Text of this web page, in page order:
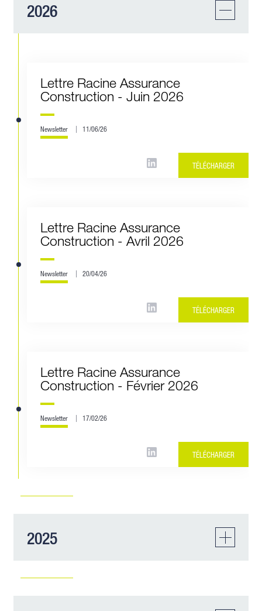
2026
Lettre Racine Assurance
Construction - Juin 2026
Newsletter 11/06/26
TÉLÉCHARGER
Lettre Racine Assurance
Construction - Avril 2026
Newsletter 20/04/26
TÉLÉCHARGER
Lettre Racine Assurance
Construction - Février 2026
Newsletter 17/02/26
TÉLÉCHARGER
2025